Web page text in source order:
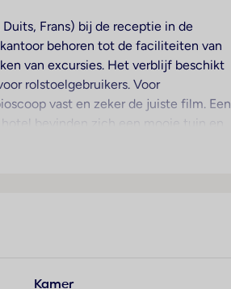
Frans) bij de receptie in de
behoren tot de faciliteiten van
van excursies. Het verblijf beschikt
rolstoelgebruikers. Voor
vast en zeker de juiste film. Een
bevinden zich een mooie tuin en
een bibliotheek. De gasten die met
Kamer